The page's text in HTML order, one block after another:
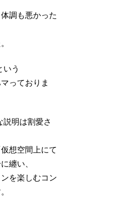
調も悪かった
いう
っておりま
説明は割愛さ
想空間上にて
纏い、
を楽しむコン